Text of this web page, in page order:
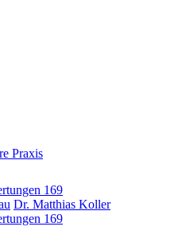
Praxis
169
Dr. Matthias Koller
169